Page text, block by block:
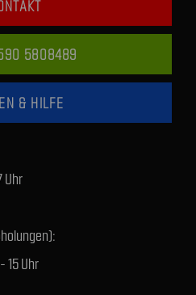
5808489
& HILFE
Uhr
15 Uhr